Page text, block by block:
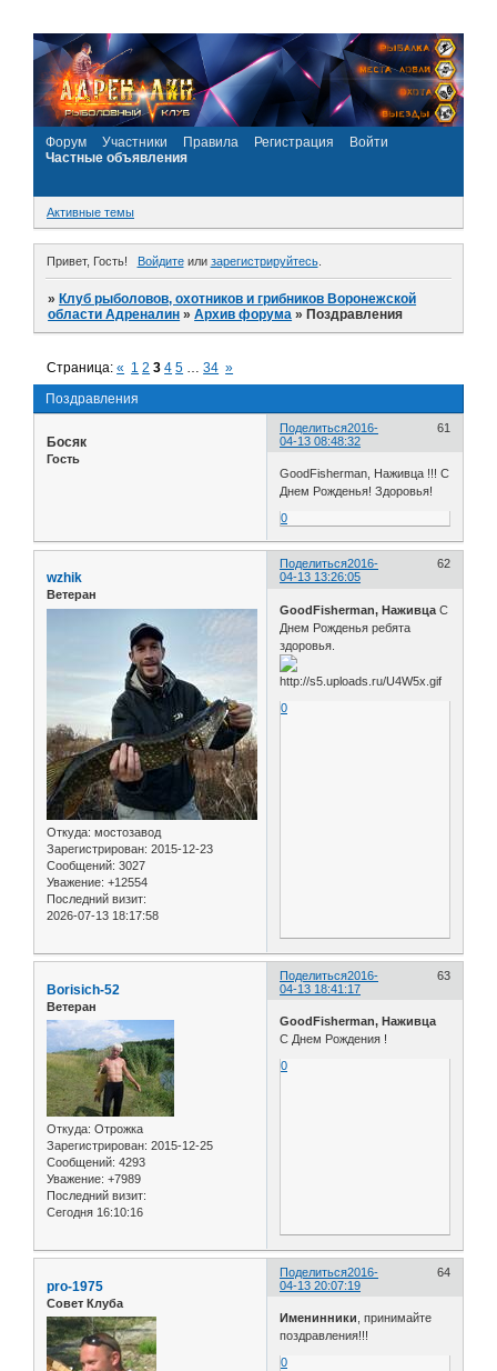
Форум Участники Правила Регистрация
Войти
Частные объявления
Активные темы
Привет, Гость! Войдитеили зарегистрируйтесь.
»Клуб рыболовов, охотников и грибников Воронежской
области Адреналин »Архив форума »Поздравления
Поздравления
Страница:« 1 2 3 4 5 … 34 »
Поделиться 61
2016-
04-13 08:48:32
Босяк
Гость
GoodFisherman, Наживца !!! С
Днем Рожденья! Здоровья!
0
Поделиться 62
2016-
04-13 13:26:05
wzhik
Ветеран
Откуда: мостозавод
Зарегистрирован: 2015-12-23
Сообщений: 3027
Уважение: +12554
Последний визит:
2026-07-13 18:17:58
GoodFisherman, Наживца С
Днем Рожденья ребята
здоровья.
0
Поделиться 63
2016-
04-13 18:41:17
Borisich-52
Ветеран
Откуда: Отрожка
Зарегистрирован: 2015-12-25
Сообщений: 4293
Уважение: +7989
Последний визит:
Сегодня 16:10:16
GoodFisherman, Наживца
С Днем Рождения !
0
Поделиться 64
2016-
04-13 20:07:19
pro-1975
Совет Клуба
Именинники , принимайте
поздравления!!!
0